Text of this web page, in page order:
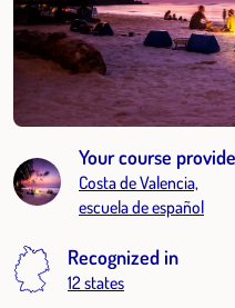
Your course
Costa de Valencia,
escuela de español
Recognized in
12 states